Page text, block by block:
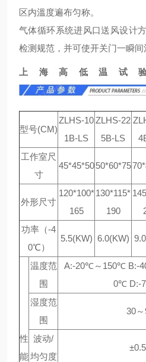
区内溫度遍布匀称。
气体循环系统进风口送风设计
检测规范，并可使开关门一瞬间
上海高低温试
型号(CM)
ZLHS-10
1B-LS
ZLHS-22
5B-LS
工作室尺
寸
45*45*50 50*60*75
外形尺寸
120*100*
165
130*115*
190
功率（-4
0℃）
5.5(KW) 6.0(KW)
性
能
温度范
围
A:-20℃～150℃ B:-
0℃ D:-
湿度范
围
30
波动/
均匀度